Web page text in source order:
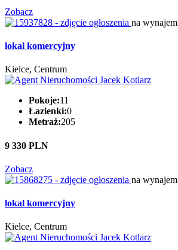
Zobacz
na wynajem
lokal komercyjny
Kielce, Centrum
Pokoje:11
Łazienki:0
Metraż:205
9 330 PLN
Zobacz
na wynajem
lokal komercyjny
Kielce, Centrum